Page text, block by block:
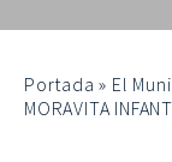
Portada » El
MORAVITA